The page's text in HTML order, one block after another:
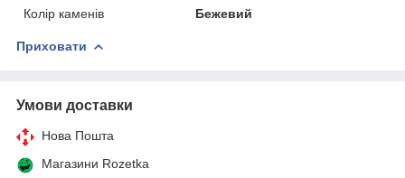
Колір каменів
Бежевий
Приховати
Умови доставки
Нова Пошта
Магазини Rozetka